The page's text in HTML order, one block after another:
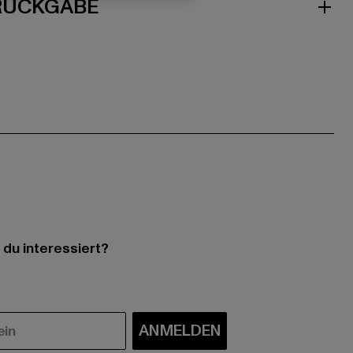
interessiert?
ANMELDEN